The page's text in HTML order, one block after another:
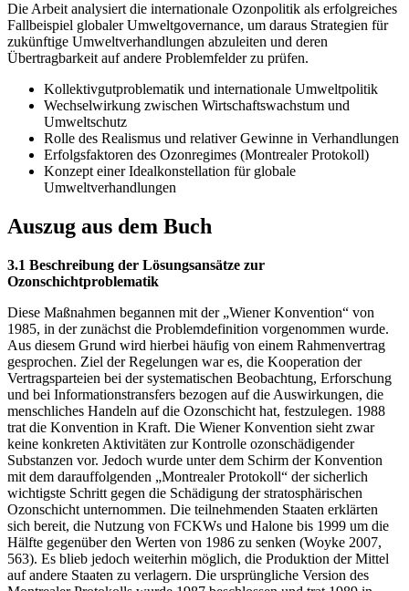
Die Arbeit analysiert die internationale Ozonpolitik als erfolgreiches
Fallbeispiel globaler Umweltgovernance, um daraus Strategien für
zukünftige Umweltverhandlungen abzuleiten und deren
Übertragbarkeit auf andere Problemfelder zu prüfen.
Kollektivgutproblematik und internationale Umweltpolitik
Wechselwirkung zwischen Wirtschaftswachstum und
Umweltschutz
Rolle des Realismus und relativer Gewinne in Verhandlungen
Erfolgsfaktoren des Ozonregimes (Montrealer Protokoll)
Konzept einer Idealkonstellation für globale
Umweltverhandlungen
Auszug aus dem Buch
3.1 Beschreibung der Lösungsansätze zur
Ozonschichtproblematik
Diese Maßnahmen begannen mit der „Wiener Konvention“ von
1985, in der zunächst die Problemdefinition vorgenommen wurde.
Aus diesem Grund wird hierbei häufig von einem Rahmenvertrag
gesprochen. Ziel der Regelungen war es, die Kooperation der
Vertragsparteien bei der systematischen Beobachtung, Erforschung
und bei Informationstransfers bezogen auf die Auswirkungen, die
menschliches Handeln auf die Ozonschicht hat, festzulegen. 1988
trat die Konvention in Kraft. Die Wiener Konvention sieht zwar
keine konkreten Aktivitäten zur Kontrolle ozonschädigender
Substanzen vor. Jedoch wurde unter dem Schirm der Konvention
mit dem darauffolgenden „Montrealer Protokoll“ der sicherlich
wichtigste Schritt gegen die Schädigung der stratosphärischen
Ozonschicht unternommen. Die teilnehmenden Staaten erklärten
sich bereit, die Nutzung von FCKWs und Halone bis 1999 um die
Hälfte gegenüber den Werten von 1986 zu senken (Woyke 2007,
563). Es blieb jedoch weiterhin möglich, die Produktion der Mittel
auf andere Staaten zu verlagern. Die ursprüngliche Version des